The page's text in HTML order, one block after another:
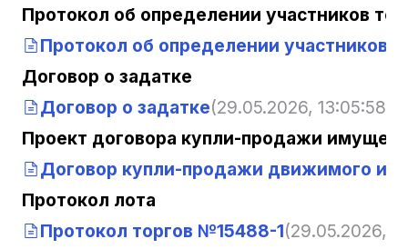
Протокол об определении участников
Протокол об определении участников
Договор о задатке
Договор о задатке(29.05.2026, 13:05:58)
Проект договора купли-продажи
Договор купли-продажи движимого
Протокол лота
Протокол торгов №15488-1(29.05.2026,